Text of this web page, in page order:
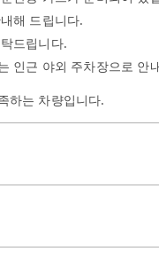
해 드립니다.
드립니다.
인근 야외 주차장으로 안
하는 차량입니다.